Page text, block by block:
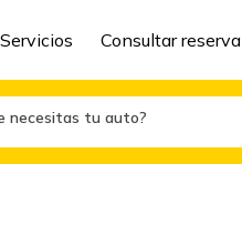
Servicios Consultar reserva
necesitas tu auto?